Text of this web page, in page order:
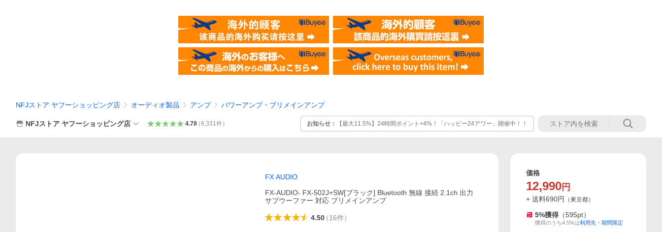
NFJストア ヤフーショッピング店 オーディオ製品 アンプ パワーアンプ・プリメインアンプ
NFJストア ヤフーショッピング店 4.78（6,331件） お知らせ： 【最大11.5%】24時間ポイント+4%！「ハッピー24アワー」開催中！！
FX AUDIO
FX-AUDIO- FX-502J+SW[ブラック] Bluetooth 無線 接続 2.1ch 出力
サブウーファー 対応 プリメインアンプ
4.50（16件）
価格
12,990 円
+ 送料690円 （東京都）
5%獲得 （595pt）
獲得のうち4.5%は利用先・期間限定